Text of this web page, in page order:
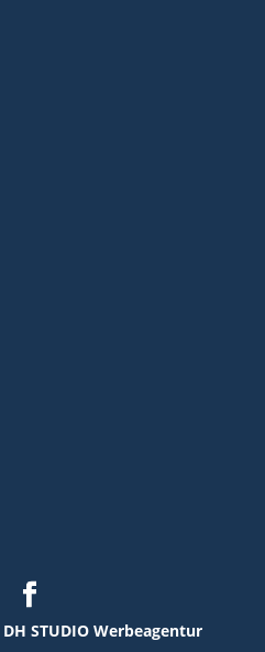
DH STUDIO Werbeagentur